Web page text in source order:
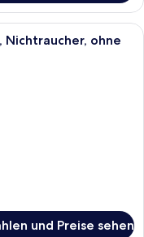
bezogenes Bett mit
ohne
und Preise sehen